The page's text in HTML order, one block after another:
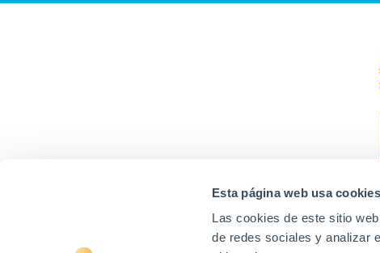
Esta página web usa cookies
Las cookies de este sitio
de redes sociales y analizar